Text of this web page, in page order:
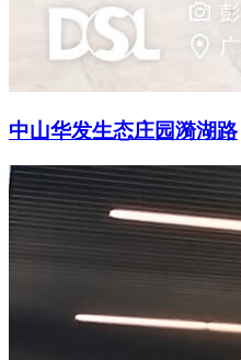
中山华发生态庄园漪湖路